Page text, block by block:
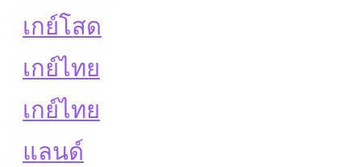
เกย์โสด
เกย์ไทย
เกย์ไทย
แลนด์